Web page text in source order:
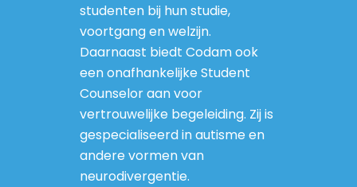
studenten bij hun studie,
voortgang en welzijn.
Daarnaast biedt Codam ook
een onafhankelijke Student
Counselor aan voor
vertrouwelijke begeleiding. Zij is
gespecialiseerd in autisme en
andere vormen van
neurodivergentie.